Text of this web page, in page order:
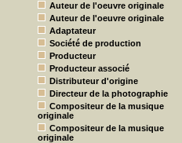
Auteur de l'oeuvre originale
Auteur de l'oeuvre originale
Adaptateur
Société de production
Producteur
Producteur associé
Distributeur d'origine
Directeur de la photographie
Compositeur de la musique
originale
Compositeur de la musique
originale